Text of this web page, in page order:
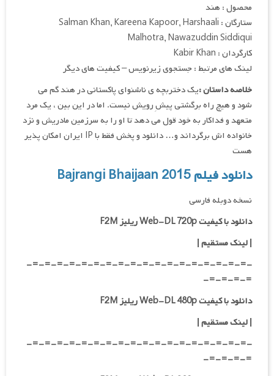
محصول : هند
ستارگان : Salman Khan, Kareena Kapoor, Harshaali
Malhotra, Nawazuddin Siddiqui
کارگردان : Kabir Khan
لینک های مرتبط : جستجوی زیرنویس – کیفیت های دیگر
خلاصه داستان :یک دختربچه ی ناشنوای پاکستانی در هند گم می
شود و هیچ راه برگشتی پیشِ رویش نیست. اما در این بین ، یک مرد
متعهد و فداکار به خود قول می دهد تا او را به سرزمین مادریش و نزد
خانواده اش برگرداند و… دانلود و پخش فقط با IP ایران امکان پذیر
هست
دانلود فیلم Bajrangi Bhaijaan 2015
نسخه دوبله فارسی
دانلود با کیفیت Web-DL 720p ریلیز F2M
|لینک مستقیم|
-=-=-=-=-=-=-=-=-=-=-=-=-=-=-=-=-=-=-
=-=-=-=-
دانلود با کیفیت Web-DL 480p ریلیز F2M
|لینک مستقیم|
-=-=-=-=-=-=-=-=-=-=-=-=-=-=-=-=-=-=-
=-=-=-=-